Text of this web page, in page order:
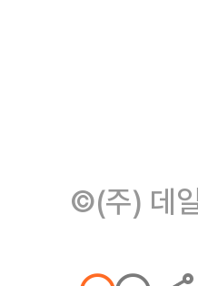
©(주) 데